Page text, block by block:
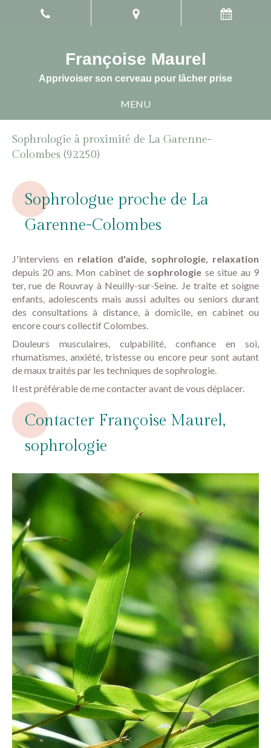
Françoise Maurel
Apprivoiser son cerveau pour lâcher prise
MENU
Sophrologie à proximité de La Garenne-
Colombes (92250)
Sophrologue proche de La
Garenne-Colombes
J'interviens en relation d'aide, sophrologie, relaxation
depuis 20 ans. Mon cabinet de sophrologie se situe au 9
ter, rue de Rouvray à Neuilly-sur-Seine. Je traite et soigne
enfants, adolescents mais aussi adultes ou seniors durant
des consultations à distance, à domicile, en cabinet ou
encore cours collectif Colombes.
Douleurs musculaires, culpabilité, confiance en soi,
rhumatismes, anxiété, tristesse ou encore peur sont autant
de maux traités par les techniques de sophrologie.
Il est préférable de me contacter avant de vous déplacer.
Contacter Françoise Maurel,
sophrologie